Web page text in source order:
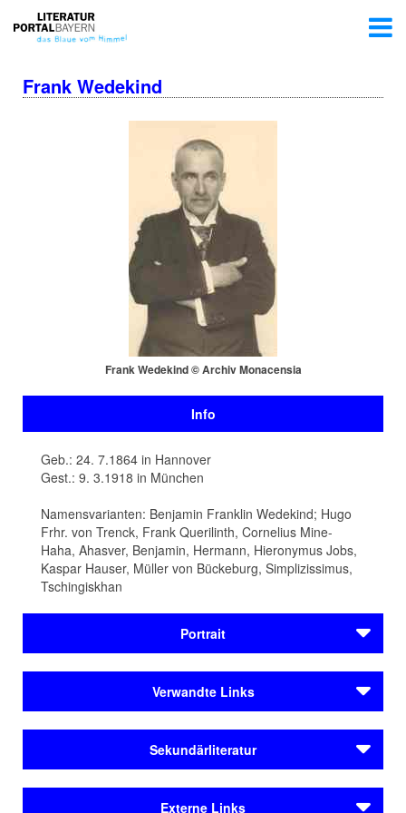
Frank Wedekind
Frank Wedekind © Archiv Monacensia
Info
Geb.: 24. 7.1864 in Hannover
Gest.: 9. 3.1918 in München
Namensvarianten: Benjamin Franklin Wedekind; Hugo
Frhr. von Trenck, Frank Querilinth, Cornelius Mine-
Haha, Ahasver, Benjamin, Hermann, Hieronymus Jobs,
Kaspar Hauser, Müller von Bückeburg, Simplizissimus,
Tschingiskhan
Portrait
geboren. Der „Bürgerschreck“ Wedekind gilt als eine der
gelebt haben. Der Schauspieler und
Folgen einer missglückten Blinddarmoperation.
Verwandte Links
Althaus, Peter Paul
Ball, Hugo
Bernstein, Max
Sekundärliteratur
Externe Links